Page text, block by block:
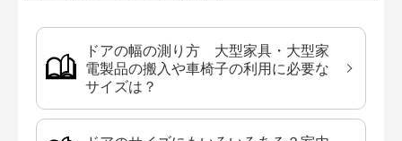
ドアの幅の測り方 大型家具・大型家
電製品の搬入や車椅子の利用に必要な
サイズは？